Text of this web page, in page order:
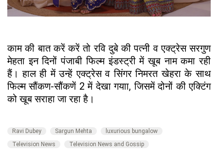
काम की बात करें करें तो रवि दुबे की पत्नी व एक्ट्रेस सरगुण
मेहता इन दिनों पंजाबी फिल्म इंडस्ट्री में खूब नाम कमा रही
हैं। हाल ही में उन्हें एक्ट्रेस व सिंगर निमरत खेहरा के साथ
फिल्म सौंकण-सौंकणें 2 में देखा गयाा, जिसमें दोनों की एक्टिंग
को खूब सराहा जा रहा है।
Ravi Dubey Sargun Mehta
luxurious bungalow
Television News
Television News and Gossip